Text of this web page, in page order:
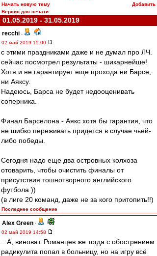
Начать новую тему
Добавить
Версия для печати
01.05.2019 - 31.05.2019
recchi -
02 май 2019 15:00
с этими праздниками даже и не думал про ЛЧ.
сейчас посмотрел результаты - шикарнейше!
Хотя и не гарантирует еще прохода ни Барсе,
ни Аяксу.
Надеюсь, Барса не будет недооценивать
соперника.
Финал Барселона - Аякс хотя бы гарантия, что
не шибко переживать придется в случае чьей-
либо победы.
Сегодня надо еще два островных колхоза
отоварить, чтобы очистить финалы от
присутствия тошнотворного английского
футбола ))
(в лиге 20 команд, даже не за кого притопить!!)
Последнее сообщение
Alex Green -
02 май 2019 14:58
...А, виноват. Романцев же тогда с обострением
радикулита попал в больницу, но на игру всё